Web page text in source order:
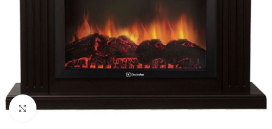
Нажмите, чтобы увеличить